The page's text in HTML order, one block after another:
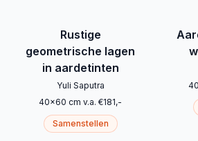
Rustige
geometrische lagen
in aardetinten
Yuli Saputra
40x60 cm v.a. €181,-
Samenstellen
40